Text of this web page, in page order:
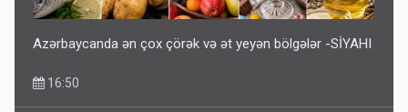
Azərbaycanda ən çox çörək və ət yeyən bölgələr -SİYAHI
16:50